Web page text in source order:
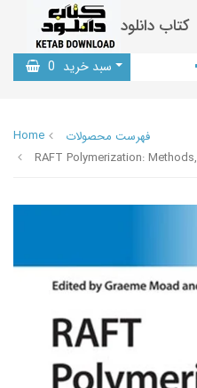
کتاب دانلود
سبد خرید 0
Home
فهرست محصولات
RAFT Polymerization: